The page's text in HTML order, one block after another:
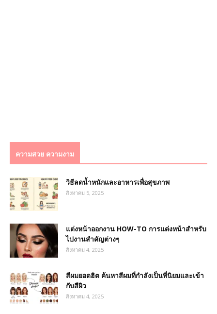
ความสวย ความงาม
วิธีลดน้ำหนักและอาหารเพื่อสุขภาพ
สิงหาคม 5, 2025
แต่งหน้าออกงาน HOW-TO การแต่งหน้าสำหรับ
ไปงานสำคัญต่างๆ
สิงหาคม 4, 2025
สีผมยอดฮิต ค้นหาสีผมที่กำลังเป็นที่นิยมและเข้า
กับสีผิว
สิงหาคม 4, 2025